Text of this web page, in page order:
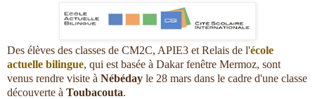
Des élèves des classes de CM2C, APIE3 et Relais de l'école
actuelle bilingue, qui est basée à Dakar fenêtre Mermoz, sont
venus rendre visite à Nébéday le 28 mars dans le cadre d'une classe
découverte à Toubacouta.